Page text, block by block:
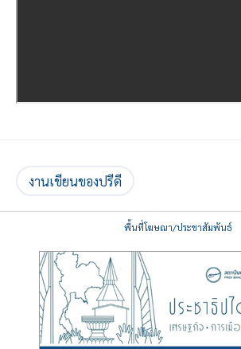
งานเขียนของปรีดี
พื้นที่โฆษณา/ประชาสัมพันธ์